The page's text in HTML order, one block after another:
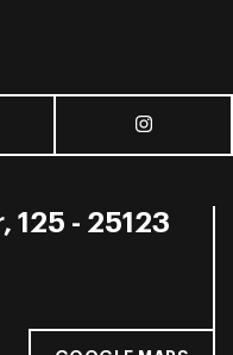
125 - 25123